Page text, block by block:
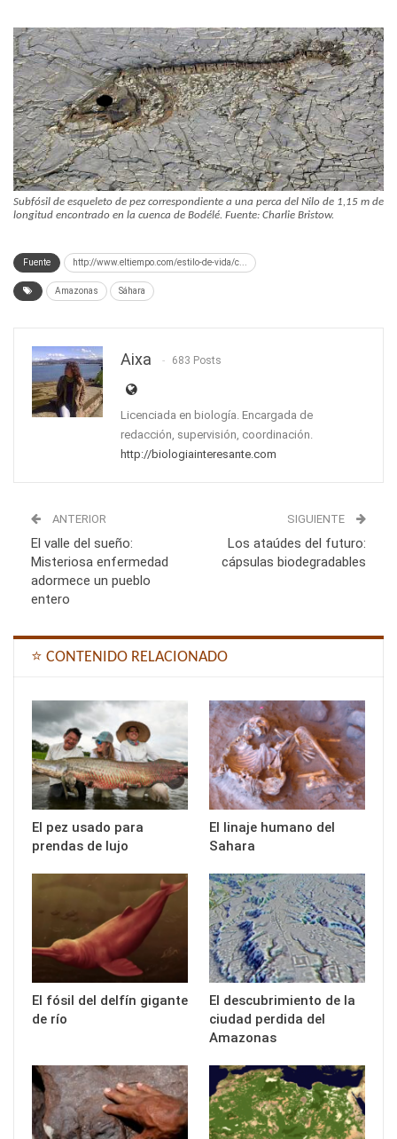
Subfósil de esqueleto de pez correspondiente a una perca del Nilo de 1,15 m de
longitud encontrado en la cuenca de Bodélé. Fuente: Charlie Bristow.
Fuente http://www.eltiempo.com/estilo-de-vida/c...
Amazonas Sáhara
Aixa 683 Posts
Licenciada en biología. Encargada de
redacción, supervisión, coordinación.
http://biologiainteresante.com
ANTERIOR
El valle del sueño:
Misteriosa enfermedad
adormece un pueblo
entero
SIGUIENTE
Los ataúdes del futuro:
cápsulas biodegradables
⭐ CONTENIDO RELACIONADO
El pez usado para
prendas de lujo
El linaje humano del
Sahara
El fósil del delfín gigante
de río
El descubrimiento de la
ciudad perdida del
Amazonas